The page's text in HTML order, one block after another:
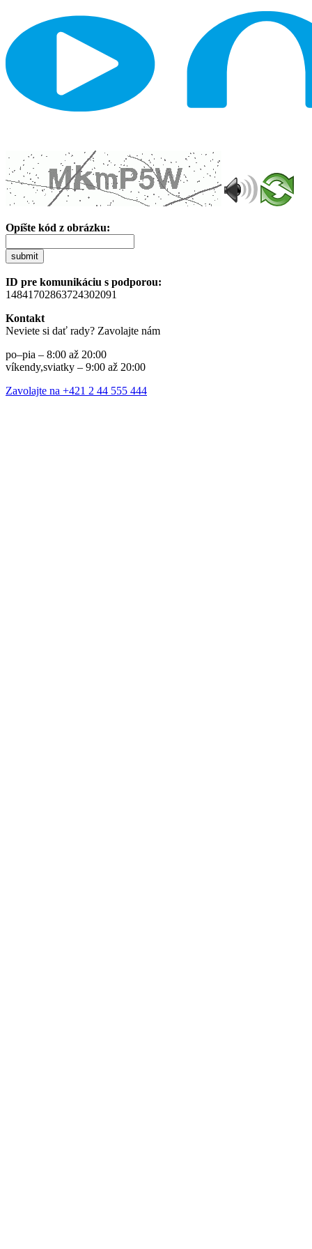
Opíšte kód z obrázku:
submit
ID pre komunikáciu s podporou:
14841702863724302091
Kontakt
Neviete si dať rady? Zavolajte nám
po–pia – 8:00 až 20:00
víkendy,sviatky – 9:00 až 20:00
Zavolajte na +421 2 44 555 444